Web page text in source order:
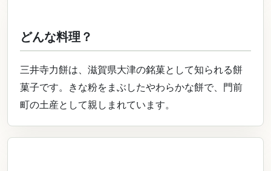
どんな料理？
三井寺力餅は、滋賀県大津の銘菓として知られる餅
菓子です。きな粉をまぶしたやわらかな餅で、門前
町の土産として親しまれています。